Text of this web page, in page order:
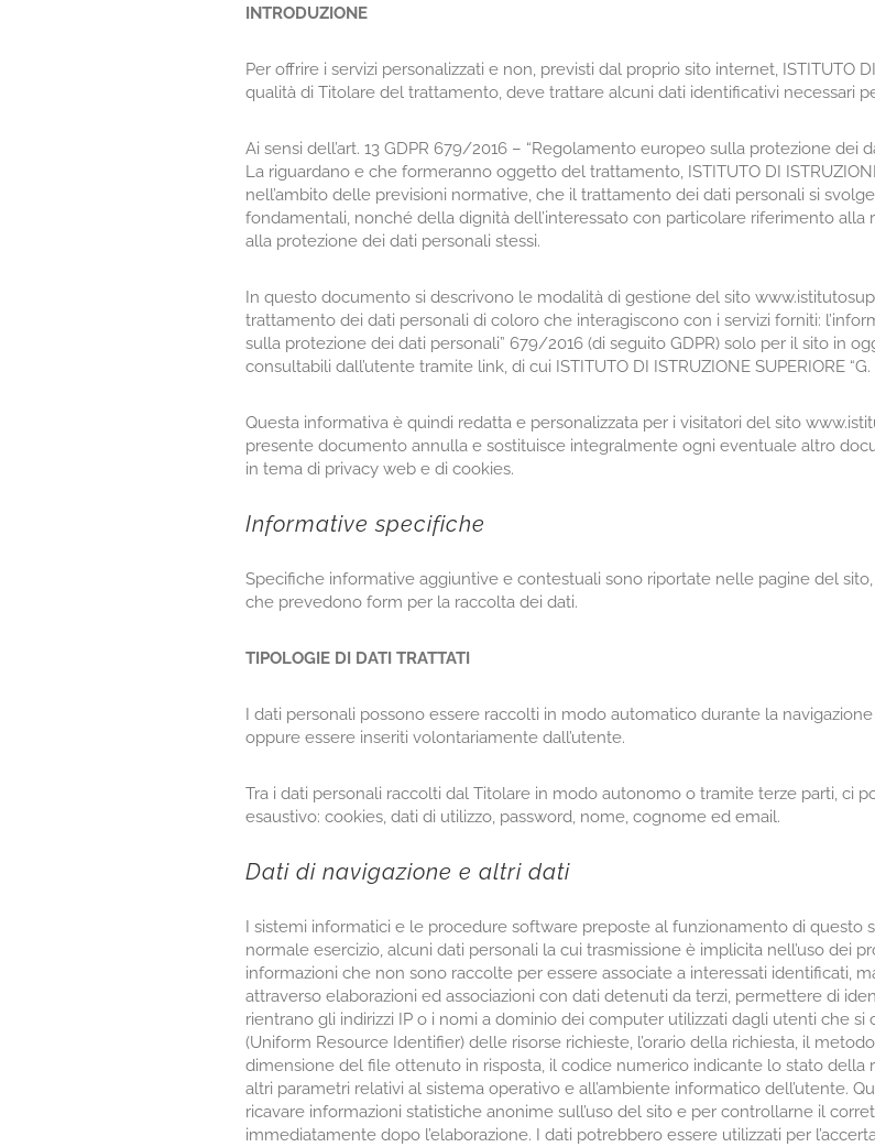
INTRODUZIONE
Per offrire i servizi personalizzati e non, previsti dal proprio sito internet, ISTITUTO DI
qualità di Titolare del trattamento, deve trattare alcuni dati identificativi necessari
Ai sensi dell’art. 13 GDPR 679/2016 – “Regolamento europeo sulla protezione dei
La riguardano e che formeranno oggetto del trattamento, ISTITUTO DI ISTRUZIONE
nell’ambito delle previsioni normative, che il trattamento dei dati personali si
fondamentali, nonché della dignità dell’interessato con particolare riferimento alla
alla protezione dei dati personali stessi.
In questo documento si descrivono le modalità di gestione del sito
trattamento dei dati personali di coloro che interagiscono con i servizi forniti:
sulla protezione dei dati personali” 679/2016 (di seguito GDPR) solo per il sito in
consultabili dall’utente tramite link, di cui ISTITUTO DI ISTRUZIONE SUPERIORE
Questa informativa è quindi redatta e personalizzata per i visitatori del sito
presente documento annulla e sostituisce integralmente ogni eventuale altro
in tema di privacy web e di cookies.
Informative specifiche
Specifiche informative aggiuntive e contestuali sono riportate nelle pagine del
che prevedono form per la raccolta dei dati.
TIPOLOGIE DI DATI TRATTATI
I dati personali possono essere raccolti in modo automatico durante la
oppure essere inseriti volontariamente dall’utente.
Tra i dati personali raccolti dal Titolare in modo autonomo o tramite terze parti, ci
esaustivo: cookies, dati di utilizzo, password, nome, cognome ed email.
Dati di navigazione e altri dati
I sistemi informatici e le procedure software preposte al funzionamento di questo
normale esercizio, alcuni dati personali la cui trasmissione è implicita nell’uso dei
informazioni che non sono raccolte per essere associate a interessati identificati,
attraverso elaborazioni ed associazioni con dati detenuti da terzi, permettere di
rientrano gli indirizzi IP o i nomi a dominio dei computer utilizzati dagli utenti che si
(Uniform Resource Identifier) delle risorse richieste, l’orario della richiesta, il
dimensione del file ottenuto in risposta, il codice numerico indicante lo stato della
altri parametri relativi al sistema operativo e all’ambiente informatico dell’utente.
ricavare informazioni statistiche anonime sull’uso del sito e per controllarne il
immediatamente dopo l’elaborazione. I dati potrebbero essere utilizzati per